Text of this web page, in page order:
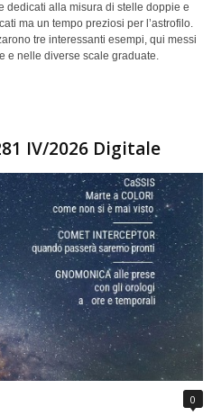
dedicati alla misura di stelle doppie e
ma un tempo preziosi per l’astrofilo.
tre interessanti esempi, qui messi
e nelle diverse scale graduate.
IV/2026 Digitale
0